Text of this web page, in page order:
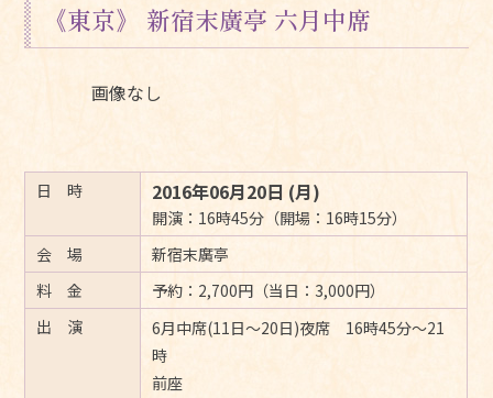
《東京》 新宿末廣亭 六月中席
画像なし
日 時 2016年06月20日 (月)
開演：16時45分（開場：16時15分）
会 場
新宿末廣亭
料 金
予約：2,700円（当日：3,000円）
出 演
6月中席(11日〜20日)夜席 16時45分〜21
時
前座